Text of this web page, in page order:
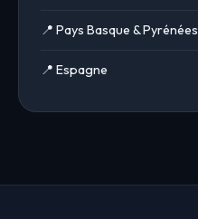
📍 Pays Basque & Pyrénées
📍 Espagne